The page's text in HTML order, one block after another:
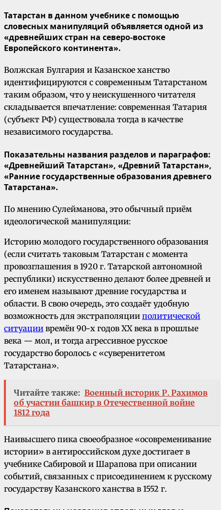
Татарстан в данном учебнике с помощью
словесных манипуляций объявляется одной из
«древнейших стран на северо-востоке
Европейского континента».
Волжская Булгария и Казанское ханство
идентифицируются с современным Татарстаном
таким образом, что у неискушенного читателя
складывается впечатление: современная Татария
(субъект РФ) существовала тогда в качестве
независимого государства.
Показательны названия разделов и параграфов:
«Древнейший Татарстан», «Древний Татарстан»,
«Ранние государственные образования древнего
Татарстана».
По мнению Сулейманова, это обычный приём
идеологической манипуляции:
Историю молодого государственного образования
(если считать таковым Татарстан с момента
провозглашения в 1920 г. Татарской автономной
республики) искусственно делают более древней и
его именем называют древние государства и
области. В свою очередь, это создаёт удобную
возможность для экстраполяции политической
ситуации времён 90-х годов ХХ века в прошлые
века — мол, и тогда агрессивное русское
государство боролось с «суверенитетом
Татарстана».
Читайте также: Военный историк Р. Рахимов
об участии башкир в Отечественной войне
1812 года
Наивысшего пика своеобразное «осовременивание
истории» в антироссийском духе достигает в
учебнике Сабировой и Шарапова при описании
событий, связанных с присоединением к русскому
государству Казанского ханства в 1552 г.